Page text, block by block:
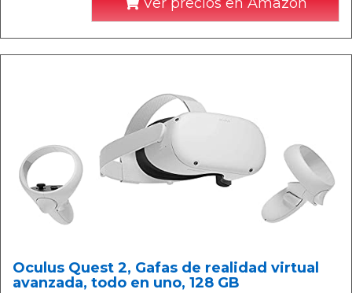
Oculus Quest 2, Gafas de realidad virtual
avanzada, todo en uno, 128 GB